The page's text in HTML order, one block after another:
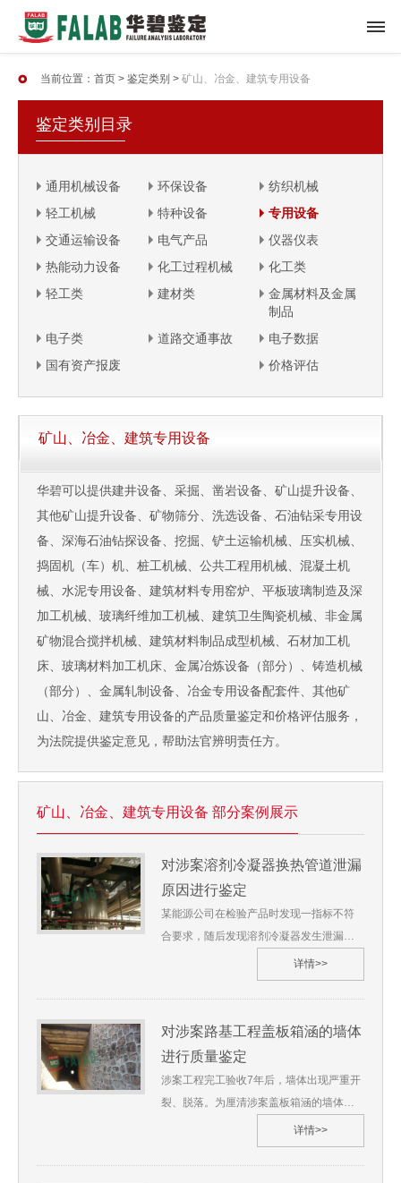
当前位置：首页 >鉴定类别 >矿山、冶金、建筑专用设备
鉴定类别目录
通用机械设备 环保设备
纺织机械
轻工机械
特种设备
专用设备
交通运输设备
电气产品
仪器仪表
热能动力设备
化工过程机械
化工类
轻工类
建材类
金属材料及金属
制品
电子类
道路交通事故
电子数据
国有资产报废
价格评估
矿山、冶金、建筑专用设备
华碧可以提供建井设备、采掘、凿岩设备、矿山提升设备、
其他矿山提升设备、矿物筛分、洗选设备、石油钻采专用设
备、深海石油钻探设备、挖掘、铲土运输机械、压实机械、
捣固机（车）机、桩工机械、公共工程用机械、混凝土机
械、水泥专用设备、建筑材料专用窑炉、平板玻璃制造及深
加工机械、玻璃纤维加工机械、建筑卫生陶瓷机械、非金属
矿物混合搅拌机械、建筑材料制品成型机械、石材加工机
床、玻璃材料加工机床、金属冶炼设备（部分）、铸造机械
（部分）、金属轧制设备、冶金专用设备配套件、其他矿
山、冶金、建筑专用设备的产品质量鉴定和价格评估服务，
为法院提供鉴定意见，帮助法官辨明责任方。
矿山、冶金、建筑专用设备 部分案例展示
对涉案溶剂冷凝器换热管道泄漏
原因进行鉴定
某能源公司在检验产品时发现一指标不符
合要求，随后发现溶剂冷凝器发生泄漏。3
家保险公司联合委托我单位对上述事项进
行鉴定，我单位受理了此鉴定。 苏华碧
[2021]技鉴字第**号1、委托人：某3家保险
公司2、委托鉴定事项：对涉案溶剂冷凝器
换热管道泄漏原因进行鉴定3、受理日期：
牌资料照片一张；（3） 《压力容器产品
质量证明书》一份；样品清单：（1） 断
详情>>
对涉案路基工程盖板箱涵的墙体
进行质量鉴定
涉案工程完工验收7年后，墙体出现严重开
裂、脱落。为厘清涉案盖板箱涵的墙体及
基础开裂、变形的原因，当事铁路公司与
工程集团双方产生纠纷，受理案件的法院
立即委托我单位对涉案路基工程进行质量
详情>>